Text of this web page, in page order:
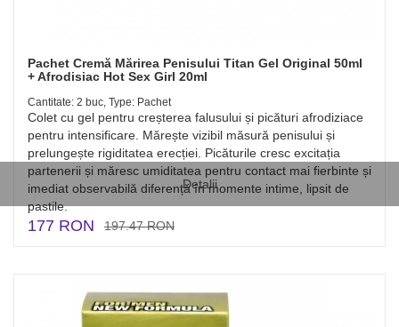
Detalii
Pachet Cremă Mărirea Penisului Titan Gel Original 50ml
+ Afrodisiac Hot Sex Girl 20ml
Cantitate: 2 buc, Type: Pachet
Colet cu gel pentru creșterea falusului și picături afrodiziace
pentru intensificare. Mărește vizibil măsură penisului și
prelungește rigiditatea erecției. Picăturile cresc excitația
partenerii și măresc umiditatea pentru contact mai fierbinte și
imediat observabilă diferență în momente intime, lipsit de
pastile.
177 RON 197.47 RON